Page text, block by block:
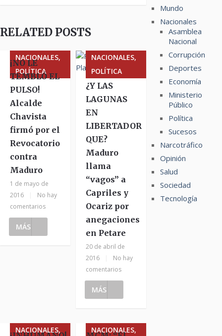
RELATED POSTS
NACIONALES,
POLÍTICA
¡NO LE
TEMBLÓ EL
PULSO!
Alcalde
Chavista
firmó por el
Revocatorio
contra
Maduro
1 de mayo de
2016
No hay
comentarios
MÁS
NACIONALES,
POLÍTICA
¿Y LAS
LAGUNAS
EN
LIBERTADOR
QUE?
Maduro
llama
“vagos” a
Capriles y
Ocariz por
anegaciones
en Petare
20 de abril de
2016
No hay
comentarios
MÁS
NACIONALES,
NACIONALES,
Mundo
Nacionales
Asamblea
Nacional
Corrupción
Deportes
Economía
Ministerio
Público
Política
Sucesos
Narcotráfico
Opinión
Salud
Sociedad
Tecnología